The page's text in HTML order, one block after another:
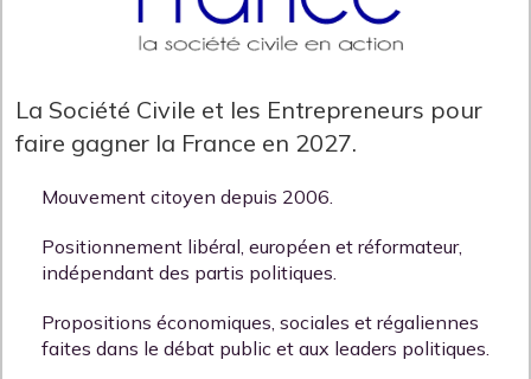
La Société Civile et les Entrepreneurs pour
faire gagner la France en 2027.
Mouvement citoyen depuis 2006.
Positionnement libéral, européen et réformateur,
indépendant des partis politiques.
Propositions économiques, sociales et régaliennes
faites dans le débat public et aux leaders politiques.